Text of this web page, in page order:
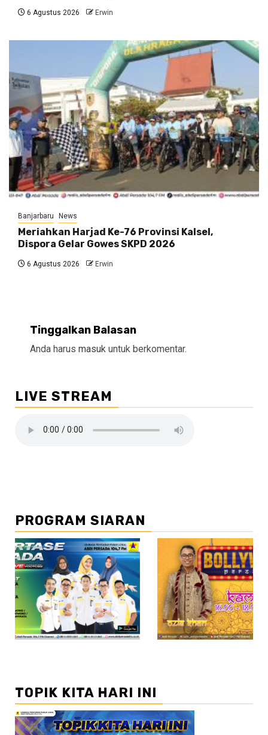
6 Agustus 2026 Erwin
Banjarbaru News
Meriahkan Harjad Ke-76 Provinsi Kalsel,
Dispora Gelar Gowes SKPD 2026
6 Agustus 2026 Erwin
Tinggalkan Balasan
Anda harus masuk untuk berkomentar.
LIVE STREAM
PROGRAM SIARAN
//2
TOPIK KITA HARI INI